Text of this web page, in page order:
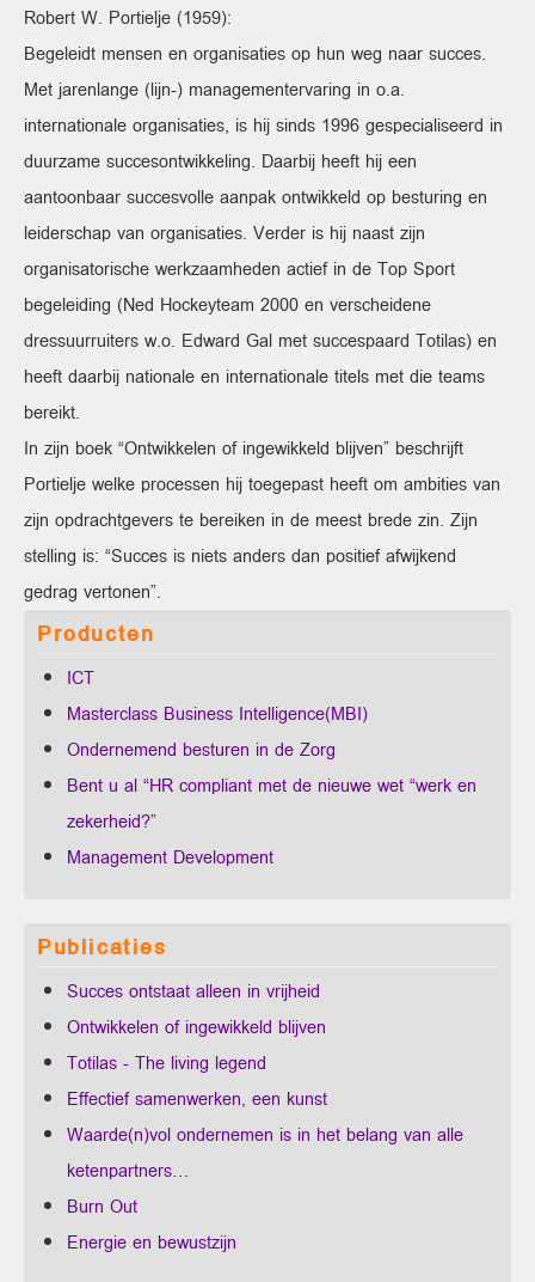
Robert W. Portielje (1959):
Begeleidt mensen en organisaties op hun weg naar succes.
Met jarenlange (lijn-) managementervaring in o.a.
internationale organisaties, is hij sinds 1996 gespecialiseerd in
duurzame succesontwikkeling. Daarbij heeft hij een
aantoonbaar succesvolle aanpak ontwikkeld op besturing en
leiderschap van organisaties. Verder is hij naast zijn
organisatorische werkzaamheden actief in de Top Sport
begeleiding (Ned Hockeyteam 2000 en verscheidene
dressuurruiters w.o. Edward Gal met succespaard Totilas) en
heeft daarbij nationale en internationale titels met die teams
bereikt.
In zijn boek “Ontwikkelen of ingewikkeld blijven” beschrijft
Portielje welke processen hij toegepast heeft om ambities van
zijn opdrachtgevers te bereiken in de meest brede zin. Zijn
stelling is: “Succes is niets anders dan positief afwijkend
gedrag vertonen”.
Producten
ICT
Masterclass Business Intelligence(MBI)
Ondernemend besturen in de Zorg
Bent u al “HR compliant met de nieuwe wet “werk en
zekerheid?”
Management Development
Publicaties
Succes ontstaat alleen in vrijheid
Ontwikkelen of ingewikkeld blijven
Totilas - The living legend
Effectief samenwerken, een kunst
Waarde(n)vol ondernemen is in het belang van alle
ketenpartners…
Burn Out
Energie en bewustzijn